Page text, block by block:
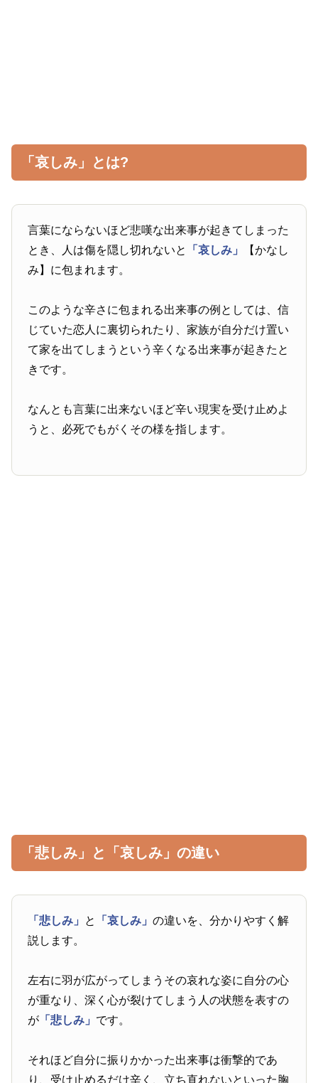
「哀しみ」とは?
言葉にならないほど悲嘆な出来事が起きてしまった
とき、人は傷を隠し切れないと
「哀しみ」
【かなし
み】に包まれます。
このような辛さに包まれる出来事の例としては、信
じていた恋人に裏切られたり、家族が自分だけ置い
て家を出てしまうという辛くなる出来事が起きたと
きです。
なんとも言葉に出来ないほど辛い現実を受け止めよ
うと、必死でもがくその様を指します。
「悲しみ」と「哀しみ」の違い
「悲しみ」 と 「哀しみ」の違いを、分かりやすく解
説します。
左右に羽が広がってしまうその哀れな姿に自分の心
が重なり、深く心が裂けてしまう人の状態を表すの
が 「悲しみ」 です。
それほど自分に振りかかった出来事は衝撃的であ
り、受け止めるだけ辛く、立ち直れないといった胸